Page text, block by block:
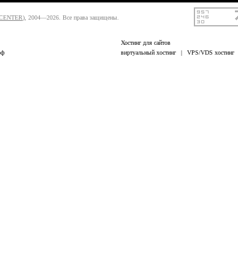
), 2004—2026. Все права защищены.
Хостинг для сайтов
виртуальный хостинг
| VPS/VDS хостинг